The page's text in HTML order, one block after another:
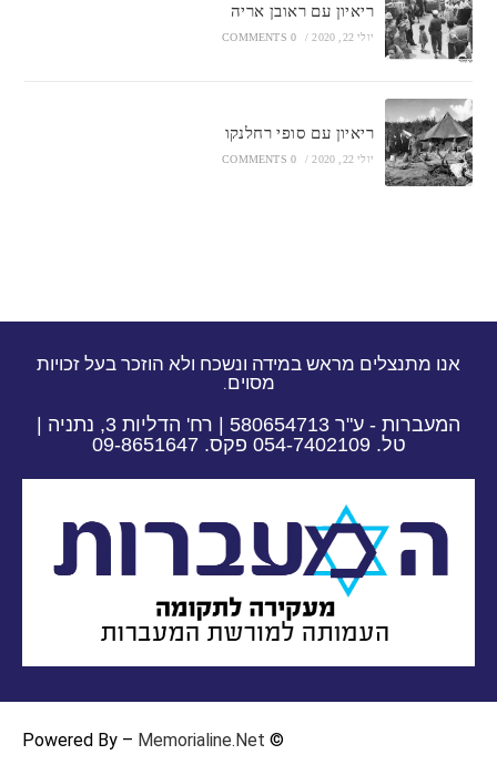
ריאיון עם ראובן אריה
יולי 22, 2020 /
0 COMMENTS
ריאיון עם סופי רחלנקו
יולי 22, 2020 /
0 COMMENTS
אנו מתנצלים מראש במידה ונשכח ולא הוזכר בעל זכויות
מסוים.
המעברות - ע"ר 580654713 | רח' הדליות 3, נתניה |
טל. 054-7402109 פקס. 09-8651647​
© Powered By –
Memorialine.Net